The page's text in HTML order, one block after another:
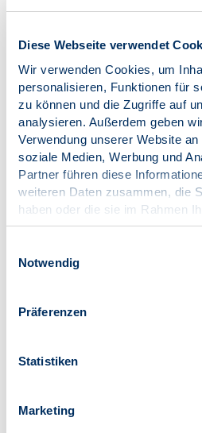
Diese Webseite verwendet
Wir verwenden Cookies, um
personalisieren, Funktionen für
zu können und die Zugriffe auf
analysieren. Außerdem geben
Verwendung unserer Website
soziale Medien, Werbung und
Partner führen diese
weiteren Daten zusammen, die
haben oder die sie im Rahmen
gesammelt haben.
Notwendig
Präferenzen
Statistiken
Marketing
welchen Stellen wir
Gesundheitswesens und im
möchte mit dem Aktionsplan dazu
Deutschland eine
ich einen Schwerpunkt auch auf
mit Einwanderungsgeschichte
vulnerable Gruppen.
Ich freue mich sehr, Ihre
des Berufsverbands Deutscher
Psychologen bei der
danke ich Ihnen von ganzem
Ihnen einen erfolgreichen Tag der
Annette Widmann-Mauz MdB
02.10.2019